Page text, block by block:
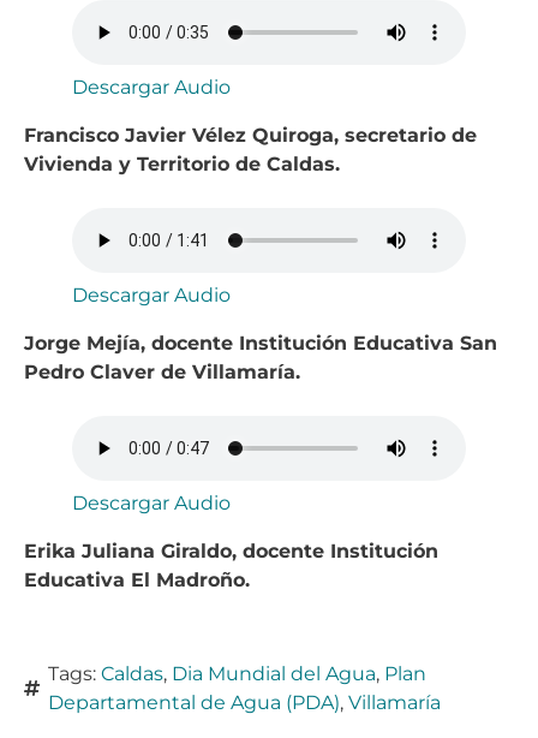
Descargar Audio
Francisco Javier Vélez Quiroga, secretario de
Vivienda y Territorio de Caldas.
Descargar Audio
Jorge Mejía, docente Institución Educativa San
Pedro Claver de Villamaría.
Descargar Audio
Erika Juliana Giraldo, docente Institución
Educativa El Madroño.
Tags: Caldas, Dia Mundial del Agua, Plan
Departamental de Agua (PDA), Villamaría